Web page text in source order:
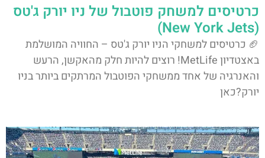
כרטיסים למשחק פוטבול של ניו יורק ג'טס
(New York Jets)
🏈 כרטיסים למשחקי הניו יורק ג'טס – החוויה המושלמת
באצטדיון MetLife! רוצים להיות חלק מהאקשן, הרעש
והאנרגיה של אחד ממשחקי הפוטבול המרתקים ביותר בניו
יורק?כאן